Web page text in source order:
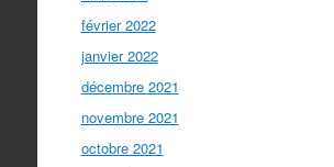
février 2022
janvier 2022
décembre 2021
novembre 2021
octobre 2021